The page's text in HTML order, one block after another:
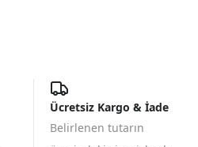
Ücretsiz Kargo & İade
Belirlenen tutarın